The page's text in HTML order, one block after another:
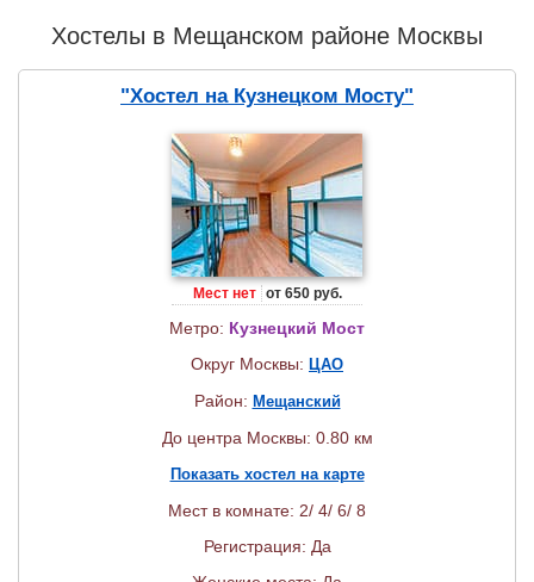
Хостелы в Мещанском районе Москвы
"Хостел на Кузнецком Мосту"
Мест нет от 650 руб.
Метро: Кузнецкий Мост
Округ Москвы: ЦАО
Район: Мещанский
До центра Москвы: 0.80 км
Показать хостел на карте
Мест в комнате: 2/ 4/ 6/ 8
Регистрация: Да